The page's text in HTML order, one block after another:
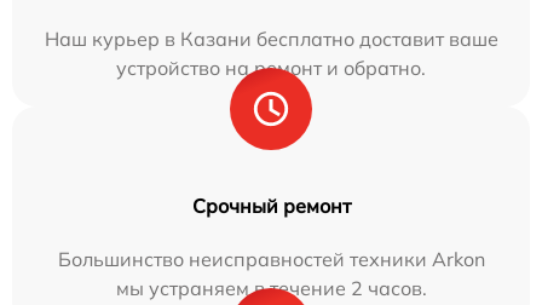
Наш курьер в Казани бесплатно доставит ваше
устройство на ремонт и обратно.
Срочный ремонт
Большинство неисправностей техники Arkon
мы устраняем в течение 2 часов.